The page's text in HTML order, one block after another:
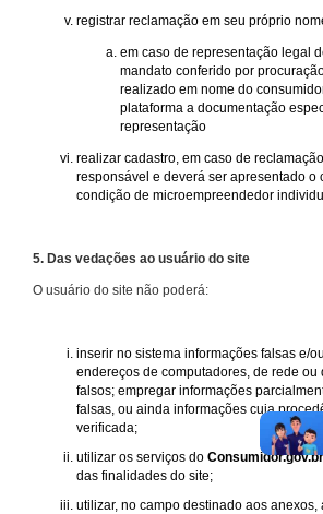
registrar reclamação em seu próprio
em caso de representação legal
mandato conferido por
realizado em nome do
plataforma a documentação
representação
realizar cadastro, em caso de
responsável e deverá ser apresentado o
condição de microempreendedor
5. Das vedações ao usuário do site
O usuário do site não poderá:
inserir no sistema informações falsas e/
endereços de computadores, de rede ou
falsos; empregar informações
falsas, ou ainda informações cuja
verificada;
utilizar os serviços do Consumidor.gov.br
das finalidades do site;
utilizar, no campo destinado aos anexos,